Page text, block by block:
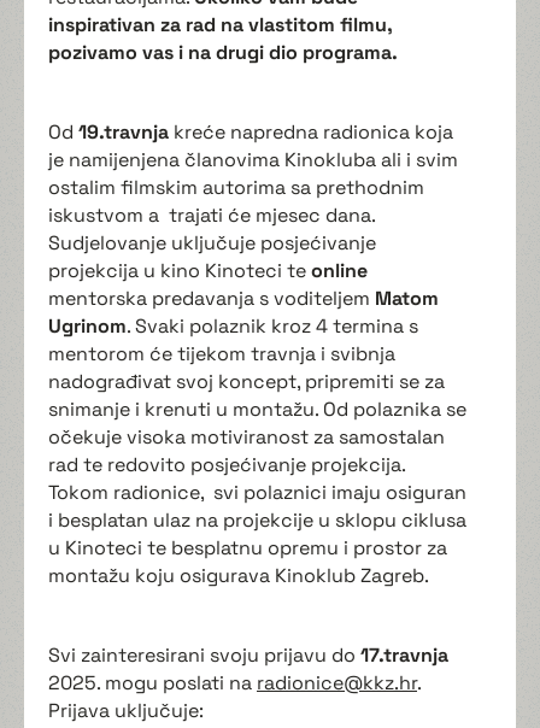
inspirativan za rad na vlastitom filmu,
pozivamo vas i na drugi dio programa.
Od 19.travnja kreće napredna radionica koja
je namijenjena članovima Kinokluba ali i svim
ostalim filmskim autorima sa prethodnim
iskustvom a trajati će mjesec dana.
Sudjelovanje uključuje posjećivanje
projekcija u kino Kinoteci teonline
mentorska predavanja s voditeljem Matom
Ugrinom. Svaki polaznik kroz 4 termina s
mentorom će tijekom travnja i svibnja
nadograđivat svoj koncept, pripremiti se za
snimanje i krenuti u montažu. Od polaznika se
očekuje visoka motiviranost za samostalan
rad te redovito posjećivanje projekcija.
Tokom radionice, svi polaznici imaju osiguran
i besplatan ulaz na projekcije u sklopu ciklusa
u Kinoteci te besplatnu opremu i prostor za
montažu koju osigurava Kinoklub Zagreb.
Svi zainteresirani svoju prijavu do 17.travnja
2025. mogu poslati na radionice@kkz.hr.
Prijava uključuje: